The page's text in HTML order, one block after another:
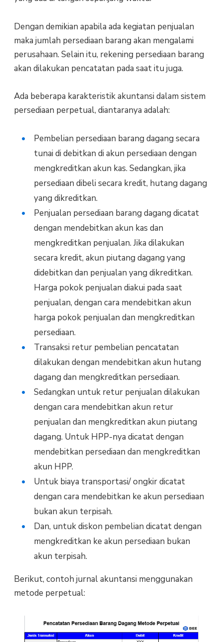
Dengan demikian apabila ada kegiatan penjualan
maka jumlah persediaan barang akan mengalami
perusahaan. Selain itu, rekening persediaan barang
akan dilakukan pencatatan pada saat itu juga.
Ada beberapa karakteristik akuntansi dalam sistem
persediaan perpetual, diantaranya adalah:
Pembelian persediaan barang dagang secara
tunai di debitkan di akun persediaan dengan
mengkreditkan akun kas. Sedangkan, jika
persediaan dibeli secara kredit, hutang dagang
yang dikreditkan.
Penjualan persediaan barang dagang dicatat
dengan mendebitkan akun kas dan
mengkreditkan penjualan. Jika dilakukan
secara kredit, akun piutang dagang yang
didebitkan dan penjualan yang dikreditkan.
Harga pokok penjualan diakui pada saat
penjualan, dengan cara mendebitkan akun
harga pokok penjualan dan mengkreditkan
persediaan.
Transaksi retur pembelian pencatatan
dilakukan dengan mendebitkan akun hutang
dagang dan mengkreditkan persediaan.
Sedangkan untuk retur penjualan dilakukan
dengan cara mendebitkan akun retur
penjualan dan mengkreditkan akun piutang
dagang. Untuk HPP-nya dicatat dengan
mendebitkan persediaan dan mengkreditkan
akun HPP.
Untuk biaya transportasi/ ongkir dicatat
dengan cara mendebitkan ke akun persediaan
bukan akun terpisah.
Dan, untuk diskon pembelian dicatat dengan
mengkreditkan ke akun persediaan bukan
akun terpisah.
Berikut, contoh jurnal akuntansi menggunakan
metode perpetual: